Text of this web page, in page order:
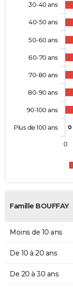
0
30-40 ans
40-50 ans
50-60 ans
60-70 ans
70-80 ans
80-90 ans
90-100 ans
Plus de 100 ans
0
Famille BOUFFAY
Moins de 10 ans
De 10 à 20 ans
De 20 à 30 ans